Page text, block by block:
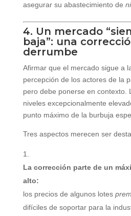
asegurar su abastecimiento de
4. Un mercado
baja”: una
derrumbe
Afirmar que el mercado sigue a
percepción de los actores de la
pero debe ponerse en contexto.
niveles excepcionalmente
punto máximo de la burbuja
Tres aspectos merecen ser
La corrección parte de un
alto:
los precios de algunos lotes
difíciles de soportar para la